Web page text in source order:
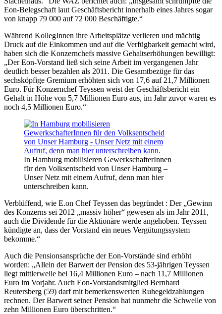
Eon-Belegschaft laut Geschäftsbericht innerhalb eines Jahres sogar
von knapp 79 000 auf 72 000 Beschäftigte.“
Während KollegInnen ihre Arbeitsplätze verlieren und mächtig
Druck auf die Einkommen und auf die Verfügbarkeit gemacht wird,
haben sich die Konzernchefs massive Gehaltserhöhungen bewilligt:
„Der Eon-Vorstand ließ sich seine Arbeit im vergangenen Jahr
deutlich besser bezahlen als 2011. Die Gesamtbezüge für das
sechsköpfige Gremium erhöhten sich von 17,6 auf 21,7 Millionen
Euro. Für Konzernchef Teyssen weist der Geschäftsbericht ein
Gehalt in Höhe von 5,7 Millionen Euro aus, im Jahr zuvor waren es
noch 4,5 Millionen Euro.“
In Hamburg mobilisieren GewerkschafterInnen
für den Volksentscheid von Unser Hamburg –
Unser Netz mit einem Aufruf, denn man hier
unterschreiben kann.
Verblüffend, wie E.on Chef Teyssen das begründet : Der „Gewinn
des Konzerns sei 2012 „massiv höher“ gewesen als im Jahr 2011,
auch die Dividende für die Aktionäre werde angehoben. Teyssen
kündigte an, dass der Vorstand ein neues Vergütungssystem
bekomme.“
Auch die Pensionsansprüche der Eon-Vorstände sind erhöht
worden: „Allein der Barwert der Pension des 53-jährigen Teyssen
liegt mittlerweile bei 16,4 Millionen Euro – nach 11,7 Millionen
Euro im Vorjahr. Auch Eon-Vorstandsmitglied Bernhard
Reutersberg (59) darf mit bemerkenswerten Ruhegeldzahlungen
rechnen. Der Barwert seiner Pension hat nunmehr die Schwelle von
zehn Millionen Euro überschritten.“